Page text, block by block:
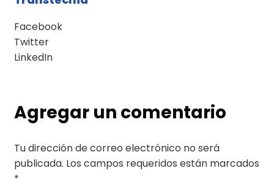
Facebook
Twitter
LinkedIn
Agregar un comentario
Tu dirección de correo electrónico no será
publicada. Los campos requeridos están marcados
*